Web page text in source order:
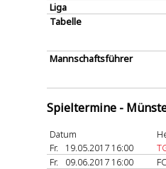
Liga
Tabelle
Mannschaftsführer
Spieltermine -
Datum
Fr.
19.05.2017 16:00
Fr.
09.06.2017 16:00